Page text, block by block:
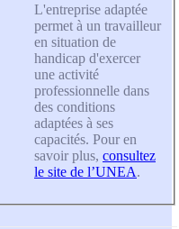
L'entreprise adaptée
permet à un travailleur
en situation de
handicap d'exercer
une activité
professionnelle dans
des conditions
adaptées à ses
capacités. Pour en
savoir plus, consultez
le site de l’UNEA.